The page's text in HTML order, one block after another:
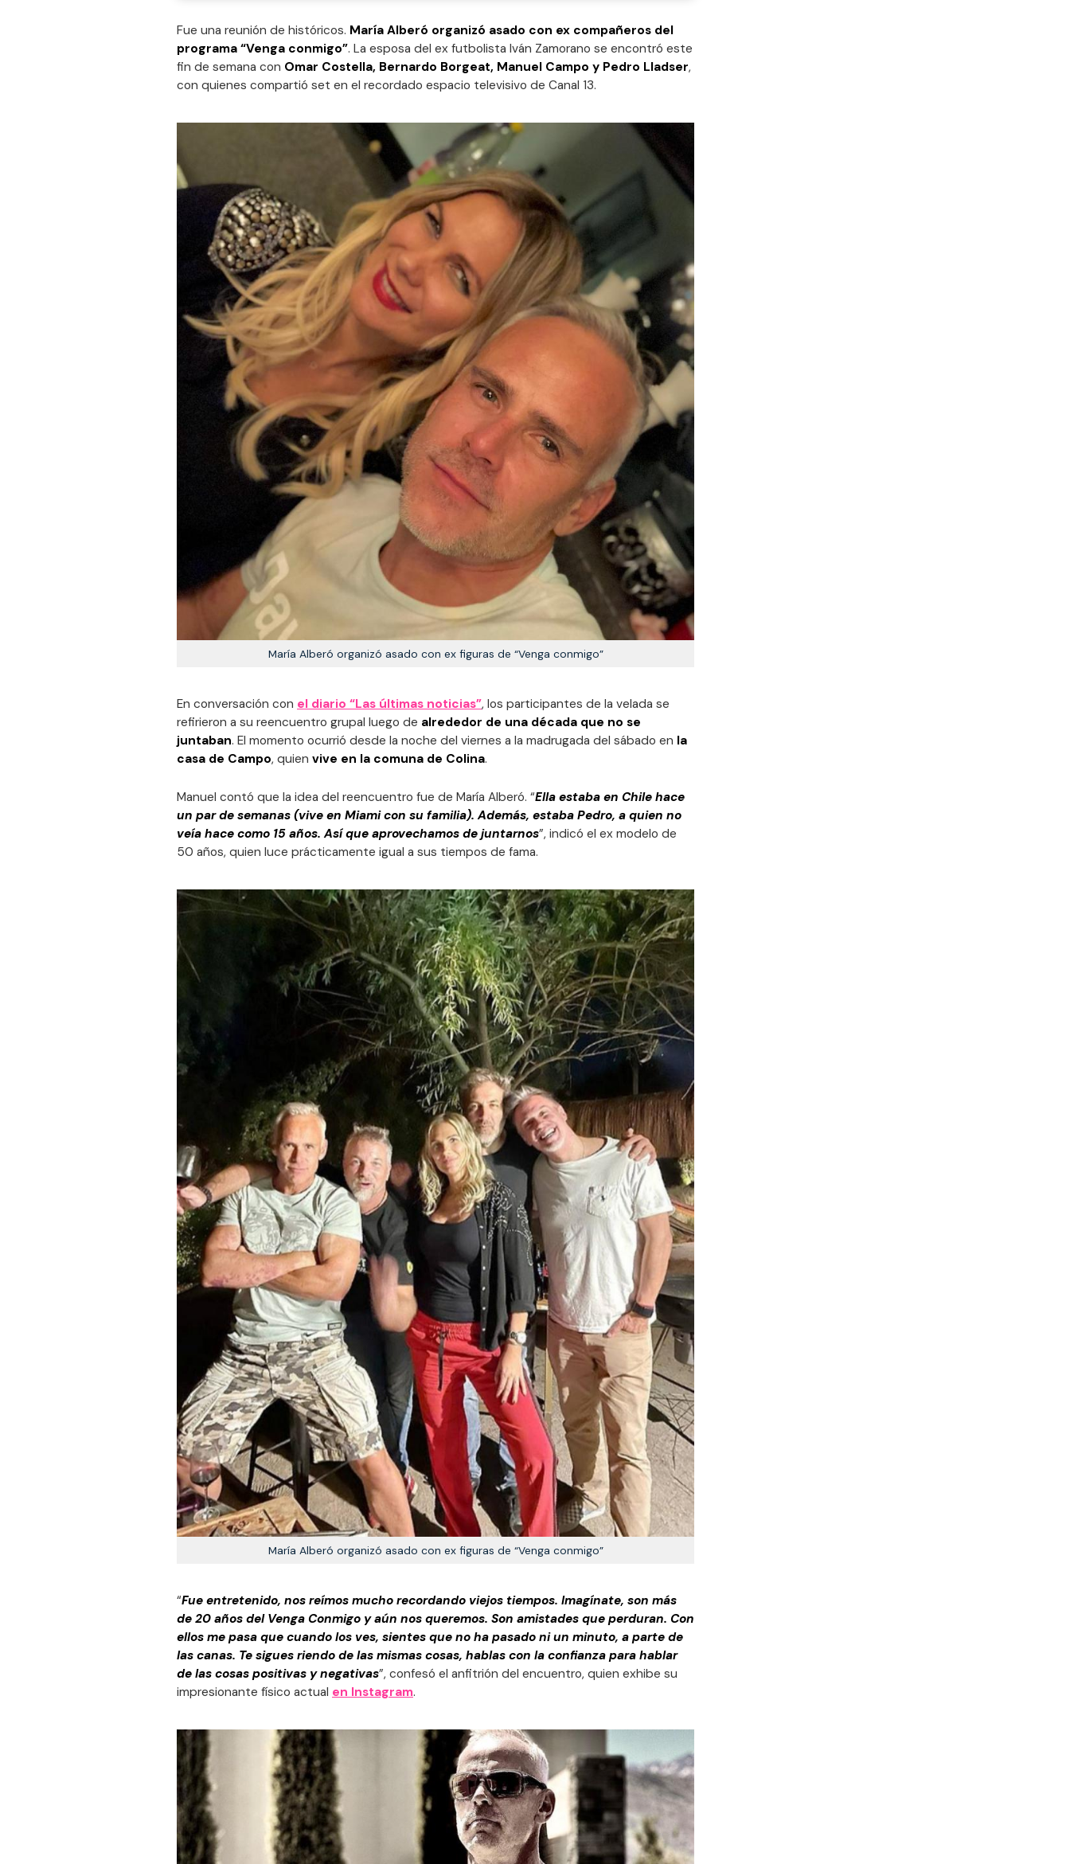
Fue una reunión de históricos. María Alberó organizó asado con ex compañeros del
programa “Venga conmigo”. La esposa del ex futbolista Iván Zamorano se encontró este
fin de semana con Omar Costella, Bernardo Borgeat, Manuel Campo y Pedro Lladser,
con quienes compartió set en el recordado espacio televisivo de Canal 13.
María Alberó organizó asado con ex figuras de “Venga conmigo”
En conversación con el diario “Las últimas noticias”, los participantes de la velada se
refirieron a su reencuentro grupal luego de alrededor de una década que no se
juntaban. El momento ocurrió desde la noche del viernes a la madrugada del sábado en la
casa de Campo, quien vive en la comuna de Colina.
Manuel contó que la idea del reencuentro fue de María Alberó. “Ella estaba en Chile hace
un par de semanas (vive en Miami con su familia). Además, estaba Pedro, a quien no
veía hace como 15 años. Así que aprovechamos de juntarnos”, indicó el ex modelo de
50 años, quien luce prácticamente igual a sus tiempos de fama.
María Alberó organizó asado con ex figuras de “Venga conmigo”
“Fue entretenido, nos reímos mucho recordando viejos tiempos. Imagínate, son más
de 20 años del Venga Conmigo y aún nos queremos. Son amistades que perduran. Con
ellos me pasa que cuando los ves, sientes que no ha pasado ni un minuto, a parte de
las canas. Te sigues riendo de las mismas cosas, hablas con la confianza para hablar
de las cosas positivas y negativas”, confesó el anfitrión del encuentro, quien exhibe su
impresionante físico actual en Instagram.